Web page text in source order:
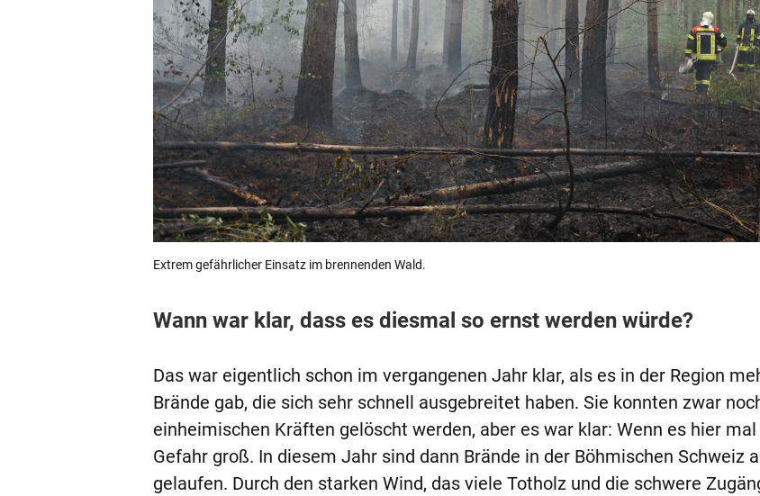
Extrem gefährlicher Einsatz im brennenden Wald.
Wann war klar, dass es diesmal so ernst werden würde?
Das war eigentlich schon im vergangenen Jahr klar, als es in der Region
Brände gab, die sich sehr schnell ausgebreitet haben. Sie konnten zwar
einheimischen Kräften gelöscht werden, aber es war klar: Wenn es hier
Gefahr groß. In diesem Jahr sind dann Brände in der Böhmischen Schweiz
gelaufen. Durch den starken Wind, das viele Totholz und die schwere